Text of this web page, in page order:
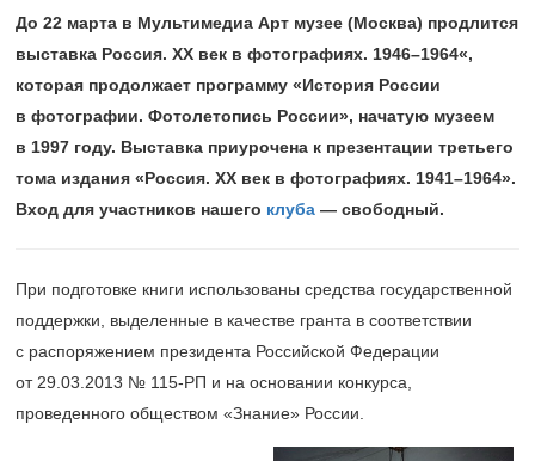
До 22 марта в Мультимедиа Арт музее (Москва) продлится
выставка Россия. ХХ век в фотографиях. 1946–1964«,
которая продолжает программу «История России
в фотографии. Фотолетопись России», начатую музеем
в 1997 году. Выставка приурочена к презентации третьего
тома издания «Россия. ХХ век в фотографиях. 1941–1964».
Вход для участников нашего клуба — свободный.
При подготовке книги использованы средства государственной
поддержки, выделенные в качестве гранта в соответствии
с распоряжением президента Российской Федерации
от 29.03.2013 № 115-РП и на основании конкурса,
проведенного обществом «Знание» России.